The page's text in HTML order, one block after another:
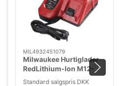
MIL4932451079
Milwaukee Hurtiglader
RedLithium-Ion M12-
18FC
Standard salgspris DKK